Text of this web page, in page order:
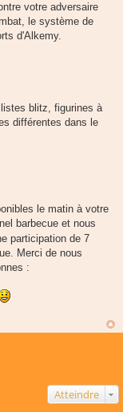
votre adversaire
le système de
d'Alkemy.
blitz, figurines à
différentes dans le
le matin à votre
barbecue et nous
participation de 7
Merci de nous
:
Atteindre